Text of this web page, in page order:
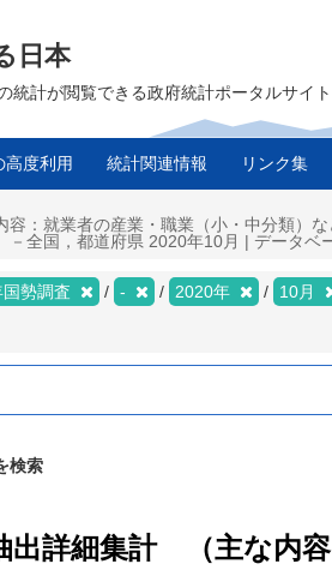
日本
統計が閲覧できる政府統計ポータルサイ
高度利用 統計関連情報 リンク集
：就業者の産業・職業（小・中分類）
全国，都道府県 2020年10月 | データベ
勢調査 - 2020年 10月
検索
出詳細集計 （主な内